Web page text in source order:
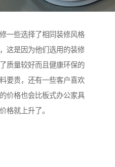
一些选择了相同装修风格
这是因为他们选用的装修
质量较好而且健康环保的
要贵，还有一些客户喜欢
价格也会比板式办公家具
格就上升了。